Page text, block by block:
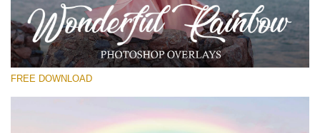
Small 800*533px
Wonderful Rainbow
(20 Overlays)
FREE DOWNLOAD